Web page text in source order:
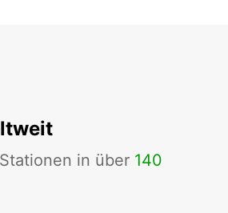
in über 140